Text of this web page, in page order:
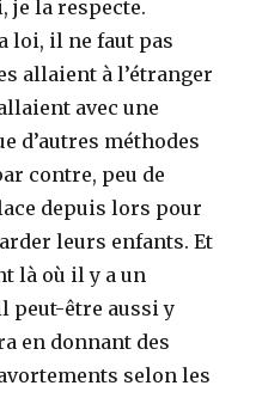
je la respecte.
loi, il ne faut pas
allaient à l’étranger
avec une
d’autres méthodes
contre, peu de
depuis lors pour
leurs enfants. Et
là où il y a un
peut-être aussi y
en donnant des
selon les